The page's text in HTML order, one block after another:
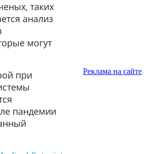
таких
анализ
могут
при
пандемии
Реклама на сайте